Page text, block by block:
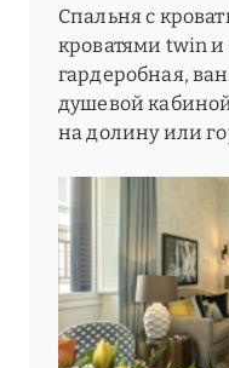
Спальня с
кроватями twin
гардеробная,
душевой
на долину или